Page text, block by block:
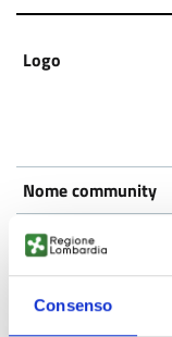
Consenso